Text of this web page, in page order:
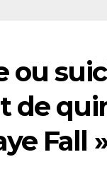
ou
de
Fall